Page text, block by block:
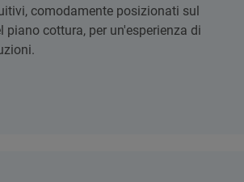
comodamente posizionati sul
piano cottura, per un'esperienza di